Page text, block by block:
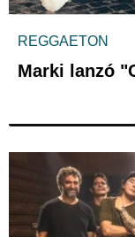
REGGAETON
Marki lanzó